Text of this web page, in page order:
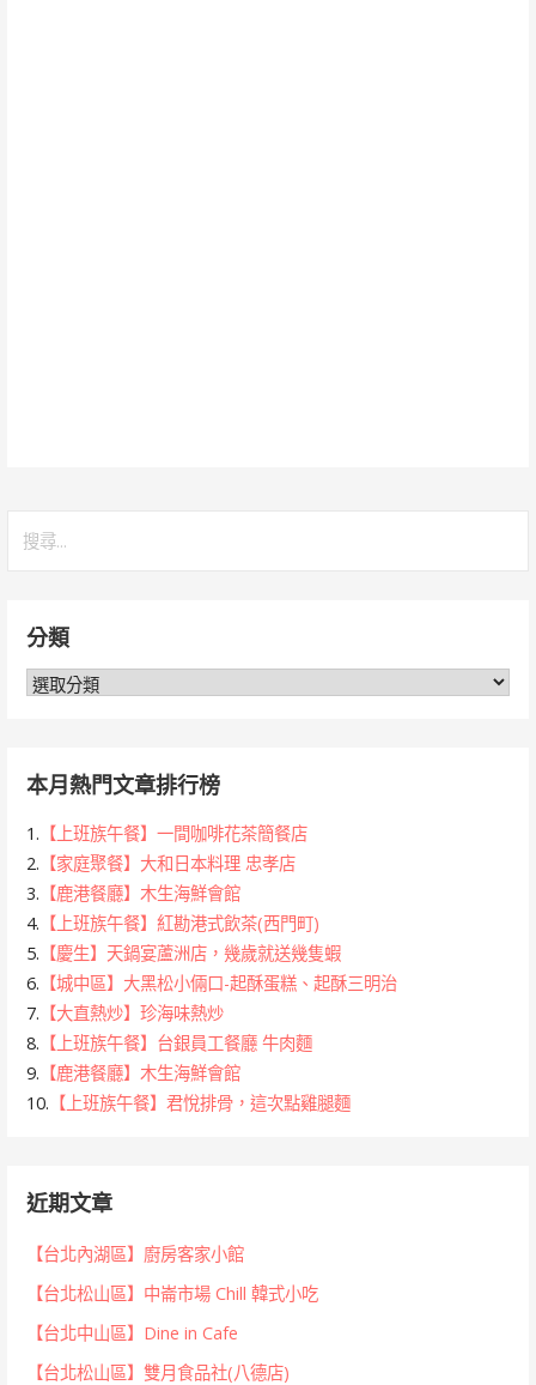
字:分類
分
本月熱門文章排行榜
1. 【上班族午餐】一間咖啡花茶簡餐店
2. 【家庭聚餐】大和日本料理 忠孝店
3. 【鹿港餐廳】木生海鮮會館
4. 【上班族午餐】紅勘港式飲茶(西門町)
5. 【慶生】天鍋宴蘆洲店，幾歲就送幾隻蝦
6. 【城中區】大黑松小倆口-起酥蛋糕、起酥三明治
7. 【大直熱炒】珍海味熱炒
8. 【上班族午餐】台銀員工餐廳 牛肉麵
9. 【鹿港餐廳】木生海鮮會館
10. 【上班族午餐】君悅排骨，這次點雞腿麵
近期文章
【台北內湖區】廚房客家小館
【台北松山區】中崙市場 Chill 韓式小吃
【台北中山區】Dine in Cafe
【台北松山區】雙月食品社(八德店)